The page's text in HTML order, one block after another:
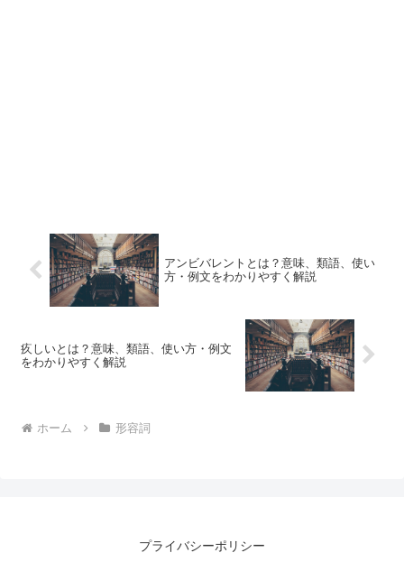
アンビバレントとは？意味、類語、使い
方・例文をわかりやすく解説
疚しいとは？意味、類語、使い方・例文
をわかりやすく解説
ホーム 形容詞
プライバシーポリシー